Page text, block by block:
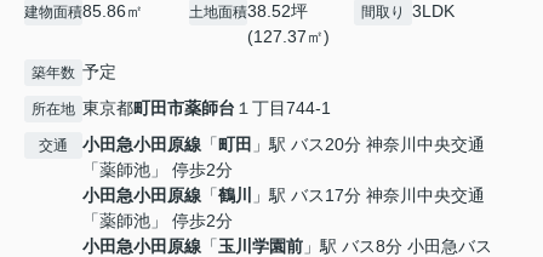
建物面積85.86㎡ 土地面積38.52坪
(127.37㎡)
間取り 3LDK
築年数 予定
所在地 東京都町田市薬師台 １丁目744-1
交通 小田急小田原線 「町田 」駅 バス20分 神奈川中央交通
「薬師池」 停歩2分
小田急小田原線 「鶴川
」駅 バス17分 神奈川中央交通
「薬師池」 停歩2分
小田急小田原線 「玉川学園前 」駅 バス8分 小田急バス